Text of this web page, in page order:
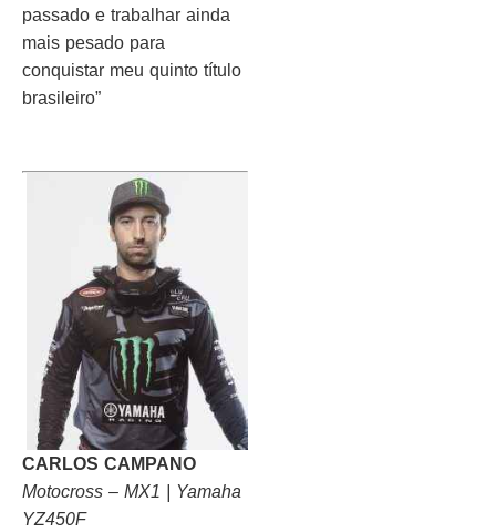
passado e trabalhar ainda
mais pesado para
conquistar meu quinto título
brasileiro”
CARLOS CAMPANO
Motocross – MX1 | Yamaha
YZ450F